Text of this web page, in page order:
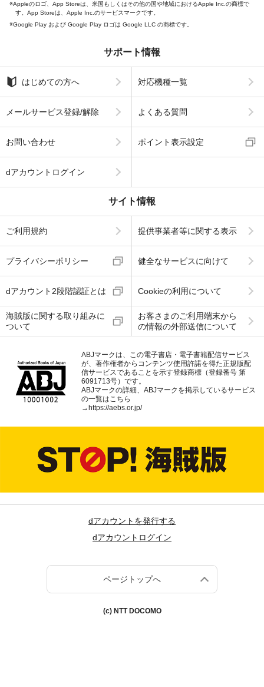
Appleのロゴ、App Storeは、米国もしくはその他の国や地域におけるApple Inc.の商標で
す。App Storeは、Apple Inc.のサービスマークです。
Google Play および Google Play ロゴは Google LLC の商標です。
サポート情報
はじめての方へ 対応機種一覧
メールサービス登録/解除 よくある質問
お問い合わせ ポイント表示設定
dアカウントログイン
サイト情報
ご利用規約 提供事業者等に関する表示
プライバシーポリシー 健全なサービスに向けて
dアカウント2段階認証とは Cookieの利用について
海賊版に関する取り組みに
ついて
お客さまのご利用端末から
の情報の外部送信について
ABJマークは、この電子書店・電子書籍配信サービス
が、著作権者からコンテンツ使用許諾を得た正規版配
信サービスであることを示す登録商標（登録番号 第
6091713号）です。
ABJマークの詳細、ABJマークを掲示しているサービス
の一覧はこちら
→ https://aebs.or.jp/
dアカウントを発行する
dアカウントログイン
ページトップへ
(c) NTT DOCOMO